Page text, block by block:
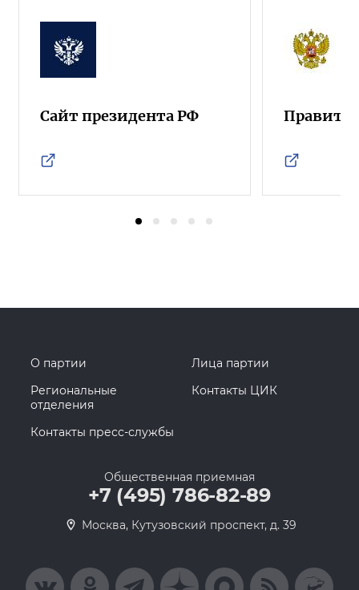
Сайт президента РФ
О партии
Лица партии
Региональные
отделения
Контакты ЦИК
Контакты пресс-службы
Общественная приемная
+7 (495) 786-82-89
Москва, Кутузовский проспект, д. 39